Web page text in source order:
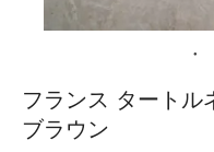
フランス タートル
ブラウン